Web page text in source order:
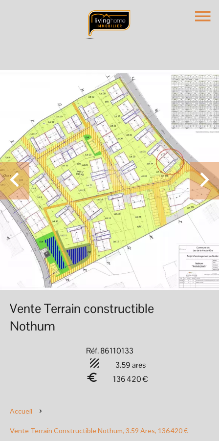
Vente Terrain constructible
Nothum
Réf. 86110133
3.59 ares
136 420 €
Accueil
Vente Terrain Constructible Nothum, 3.59 Ares, 136 420 €